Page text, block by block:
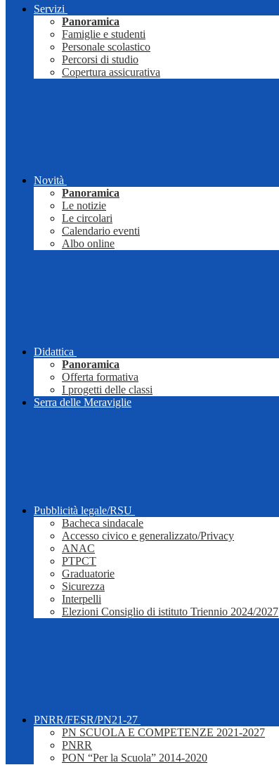
Servizi
Panoramica
Famiglie e studenti
Personale scolastico
Percorsi di studio
Copertura assicurativa
Novità
Panoramica
Le notizie
Le circolari
Calendario eventi
Albo online
Didattica
Panoramica
Offerta formativa
I progetti delle classi
Serra delle Meraviglie
Pubblicità legale/RSU
Bacheca sindacale
Accesso civico e generalizzato/Privacy
ANAC
PTPCT
Graduatorie
Sicurezza
Interpelli
Elezioni Consiglio di istituto Triennio 2024/2027
PNRR/FESR/PN21-27
PN SCUOLA E COMPETENZE 2021-2027
PNRR
PON “Per la Scuola” 2014-2020